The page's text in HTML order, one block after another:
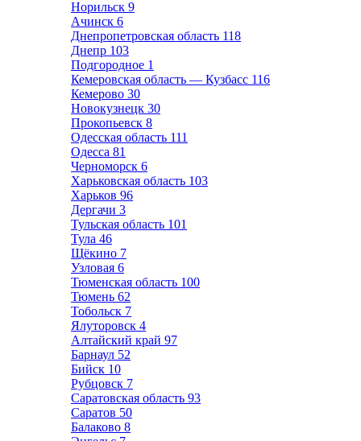
Норильск 9
Ачинск 6
Днепропетровская область 118
Днепр 103
Подгородное 1
Кемеровская область — Кузбасс 116
Кемерово 30
Новокузнецк 30
Прокопьевск 8
Одесская область 111
Одесса 81
Черноморск 6
Харьковская область 103
Харьков 96
Дергачи 3
Тульская область 101
Тула 46
Щёкино 7
Узловая 6
Тюменская область 100
Тюмень 62
Тобольск 7
Ялуторовск 4
Алтайский край 97
Барнаул 52
Бийск 10
Рубцовск 7
Саратовская область 93
Саратов 50
Балаково 8